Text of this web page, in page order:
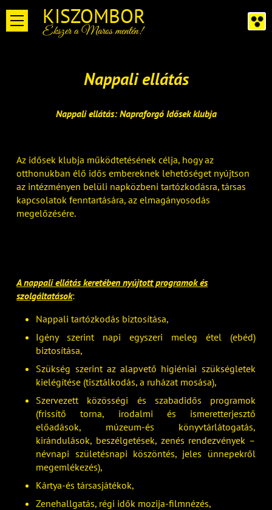
KISZOMBOR
Ékszer a Maros mentén!
Nappali ellátás
Nappali ellátás: Napraforgó Idősek klubja
Az idősek klubja működtetésének célja, hogy az
otthonukban élő idős embereknek lehetőséget nyújtson
az intézményen belüli napközbeni tartózkodásra, társas
kapcsolatok fenntartására, az elmagányosodás
megelőzésére.
A nappali ellátás keretében nyújtott programok és
szolgáltatások:
Nappali tartózkodás biztosítása,
Igény szerint napi egyszeri meleg étel (ebéd)
biztosítása,
Szükség szerint az alapvető higiéniai szükségletek
kielégítése (tisztálkodás, a ruházat mosása),
Szervezett közösségi és szabadidős programok
(frissítő torna, irodalmi és ismeretterjesztő
előadások, múzeum-és könyvtárlátogatás,
kirándulások, beszélgetések, zenés rendezvények –
névnapi születésnapi köszöntés, jeles ünnepekről
megemlékezés),
Kártya-és társasjátékok,
Zenehallgatás, régi idők mozija-filmnézés,